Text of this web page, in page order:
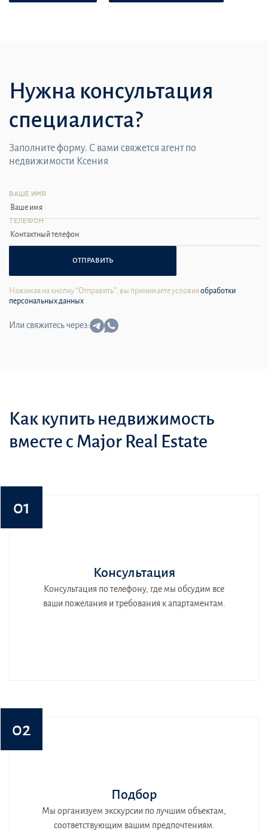
Нужна консультация
специалиста?
Заполните форму. С вами свяжется агент по
недвижимости Ксения
ВАШЕ ИМЯ
ТЕЛЕФОН
ОТПРАВИТЬ
Нажимая на кнопку “Отправить”, вы принимаете условия обработки
персональных данных
Или свяжитесь через:
Как купить недвижимость
вместе с Major Real Estate
01
Консультация
Консультация по телефону, где мы обсудим все
ваши пожелания и требования к апартаментам.
02
Подбор
Мы организуем экскурсии по лучшим объектам,
соответствующим вашим предпочтениям.